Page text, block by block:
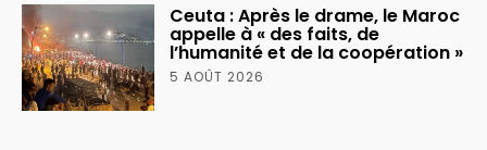
Ceuta : Après le drame, le Maroc
appelle à « des faits, de
l’humanité et de la coopération »
5 AOÛT 2026